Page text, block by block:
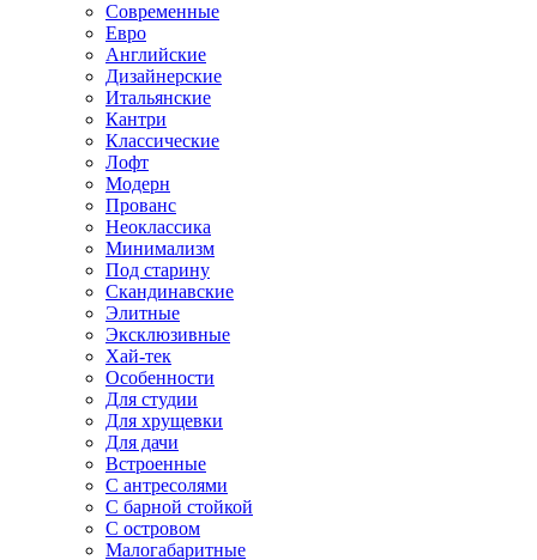
Современные
Евро
Английские
Дизайнерские
Итальянские
Кантри
Классические
Лофт
Модерн
Прованс
Неоклассика
Минимализм
Под старину
Скандинавские
Элитные
Эксклюзивные
Хай-тек
Особенности
Для студии
Для хрущевки
Для дачи
Встроенные
С антресолями
С барной стойкой
С островом
Малогабаритные